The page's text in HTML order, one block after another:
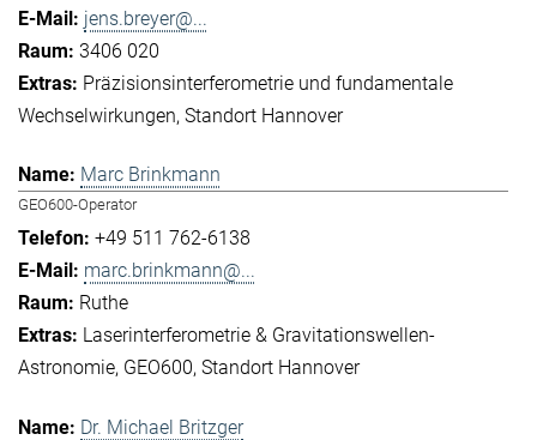
jens.breyer@...
3406 020
Präzisionsinterferometrie und fundamentale
Wechselwirkungen Standort Hannover
Marc Brinkmann
GEO600-Operator
+49 511 762-6138
marc.brinkmann@...
Ruthe
Laserinterferometrie & Gravitationswellen-
Astronomie GEO600 Standort Hannover
Dr. Michael Britzger